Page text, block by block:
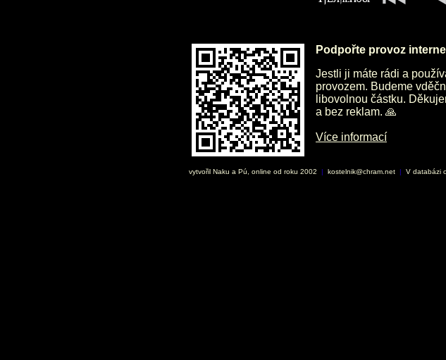
Podpořte provoz
Jestli ji máte rádi a
provozem. Budeme
libovolnou částku.
a bez reklam. 🙏
Více informací
vytvořil Naku a Pú, online od roku 2002 | kostelnik@chram.net | V databázi